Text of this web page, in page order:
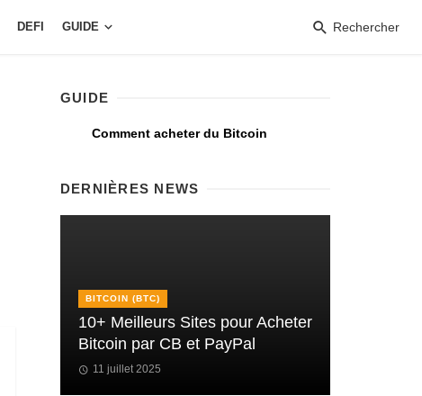
DEFI GUIDE Rechercher
GUIDE
Comment acheter du Bitcoin
DERNIÈRES NEWS
BITCOIN (BTC)
10+ Meilleurs Sites pour Acheter
Bitcoin par CB et PayPal
11 juillet 2025